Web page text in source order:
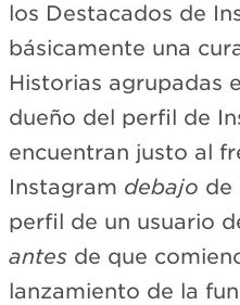
los Destacados de
básicamente una
Historias agrupadas
dueño del perfil de
encuentran justo al
Instagram debajo de
perfil de un usuario
antes de que
lanzamiento de la